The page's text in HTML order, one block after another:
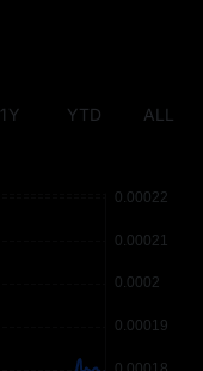
1Y YTD ALL